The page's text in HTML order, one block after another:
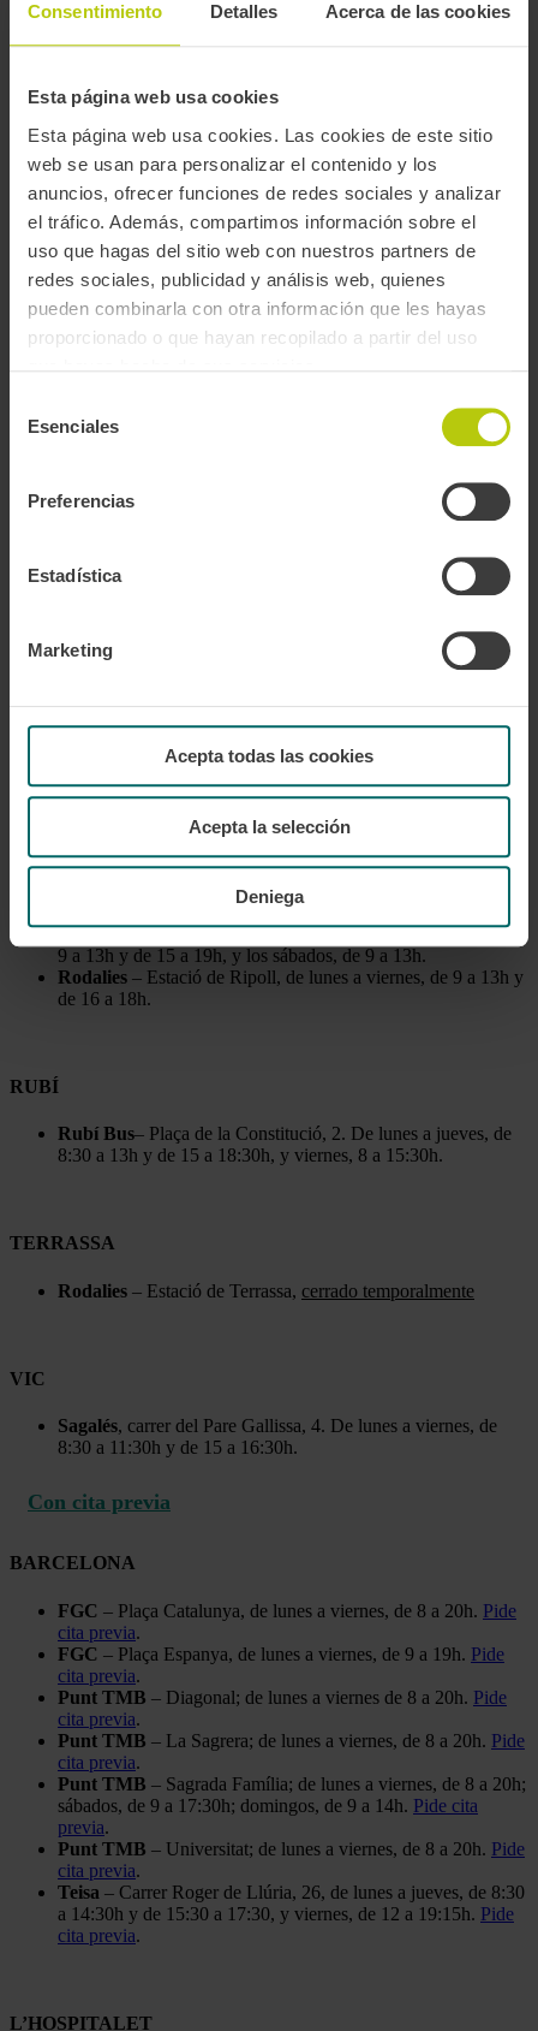
Consentimiento Detalles Acerca de las cookies
Esta página web usa cookies
Esta página web usa cookies. Las cookies de este sitio
web se usan para personalizar el contenido y los
anuncios, ofrecer funciones de redes sociales y analizar
el tráfico. Además, compartimos información sobre el
uso que hagas del sitio web con nuestros partners de
redes sociales, publicidad y análisis web, quienes
pueden combinarla con otra información que les hayas
proporcionado o que hayan recopilado a partir del uso
Esenciales
Preferencias
Estadística
Marketing
Acepta todas las cookies
Acepta la selección
Deniega
AMTU– Carrer Josep Umbert (92-94, baixos), de lunes a
miércoles, de 9 a 18h, jueves y viernes, de 9 a 15h. Meses de
nacionales y los dos festivos locales de Granollers.
Sagalés
, av. Parc, 2. De lunes a viernes, de 7:30 a 13:30 y de
15 a 18:15h.
Rodalies– Estació de L’Hospitalet, de lunes a viernes, de 9 a
13h.
, carrer Sant Antoni Maria Claret. De lunes a viernes,
cerrado temporalmente
Rodalies– Estació de Sabadell Nord, de lunes a viernes
laborables, de 9 a 13h.
y de 15 a 19h.
Autocars Mir- carrer Esteve Bove, 1. De lunes a viernes, de
9 a 13h y de 15 a 19h, y los sábados, de 9 a 13h.
Rodalies – Estació de Ripoll, de lunes a viernes, de 9 a 13h y
de 16 a 18h.
RUBÍ
Rubí Bus– Plaça de la Constitució, 2. De lunes a jueves, de
8:30 a 13h y de 15 a 18:30h, y viernes, 8 a 15:30h.
TERRASSA
Rodalies – Estació de Terrassa, cerrado temporalmente
VIC
Sagalés, carrer del Pare Gallissa, 4. De lunes a viernes, de
8:30 a 11:30h y de 15 a 16:30h.
Con cita previa
BARCELONA
FGC – Plaça Catalunya, de lunes a viernes, de 8 a 20h. Pide
cita previa.
FGC – Plaça Espanya, de lunes a viernes, de 9 a 19h. Pide
cita previa.
Punt TMB – Diagonal; de lunes a viernes de 8 a 20h. Pide
cita previa.
Punt TMB – La Sagrera; de lunes a viernes, de 8 a 20h. Pide
cita previa.
Punt TMB – Sagrada Família; de lunes a viernes, de 8 a 20h;
sábados, de 9 a 17:30h; domingos, de 9 a 14h. Pide cita
previa.
Punt TMB – Universitat; de lunes a viernes, de 8 a 20h. Pide
cita previa.
Teisa – Carrer Roger de Llúria, 26, de lunes a jueves, de 8:30
a 14:30h y de 15:30 a 17:30, y viernes, de 12 a 19:15h. Pide
cita previa.
L’HOSPITALET